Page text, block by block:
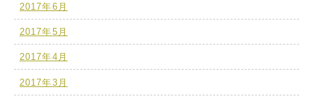
2017年6月
2017年5月
2017年4月
2017年3月